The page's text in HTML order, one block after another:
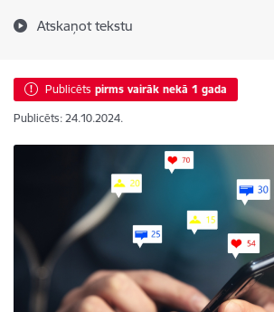
Atskaņot tekstu
Publicēts pirms vairāk nekā 1 gada
Publicēts: 24.10.2024.